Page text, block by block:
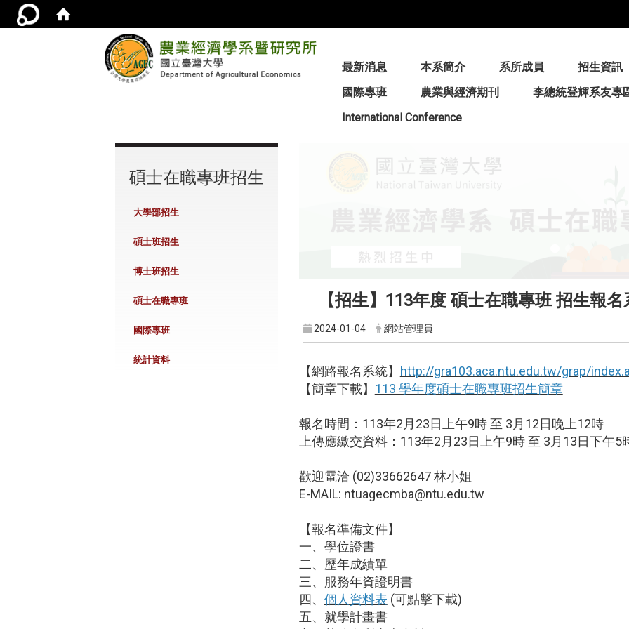
最新消息 本系簡介 系所成員 招生資訊
國際專班
農業與經濟期刊 李總統登輝系友專
International Conference
碩士在職專班招生
大學部招生
碩士班招生
博士班招生
碩士在職專班
國際專班
統計資料
【招生】113年度 碩士在職專班 招生報
2024-01-04 網站管理員
【網路報名系統】 http://gra103.aca.ntu.edu.tw/grap/
【簡章下載】 113 學年度碩士在職專班招生簡章
報名時間：113年2月23日上午9時 至 3月12日晚上12時
上傳應繳交資料：113年2月23日上午9時 至 3月13日下午5
歡迎電洽 (02)33662647 林小姐
E-MAIL: ntuagecmba@ntu.edu.tw
【報名準備文件】
一、學位證書
二、歷年成績單
三、服務年資證明書
四、 個人資料表 (可點擊下載)
五、就學計畫書